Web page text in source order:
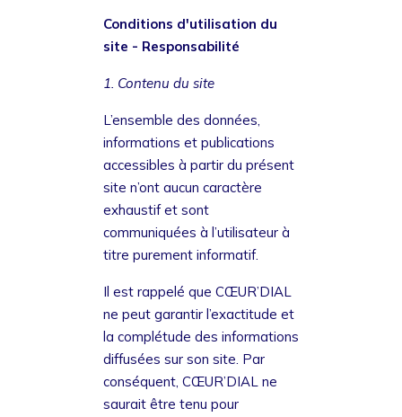
Conditions d'utilisation du
site - Responsabilité
1. Contenu du site
L’ensemble des données,
informations et publications
accessibles à partir du présent
site n’ont aucun caractère
exhaustif et sont
communiquées à l’utilisateur à
titre purement informatif.
Il est rappelé que CŒUR’DIAL
ne peut garantir l’exactitude et
la complétude des informations
diffusées sur son site. Par
conséquent, CŒUR’DIAL ne
saurait être tenu pour